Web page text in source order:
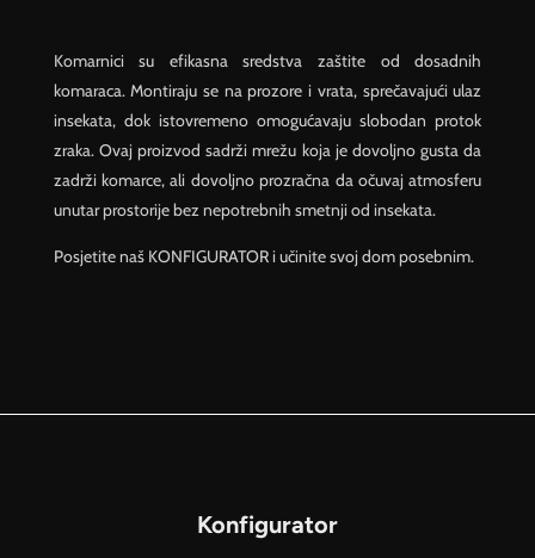
Komarnici su efikasna sredstva zaštite od dosadnih
komaraca. Montiraju se na prozore i vrata, sprečavajući ulaz
insekata, dok istovremeno omogućavaju slobodan protok
zraka. Ovaj proizvod sadrži mrežu koja je dovoljno gusta da
zadrži komarce, ali dovoljno prozračna da očuvaj atmosferu
unutar prostorije bez nepotrebnih smetnji od insekata.
Posjetite naš KONFIGURATOR i učinite svoj dom posebnim.
Konfigurator